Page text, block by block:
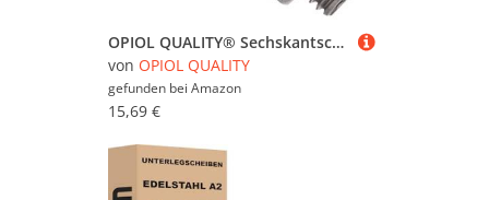
OPIOL QUALITY® Sechskantschrauben M4x40 mit Muttern und Unterlegscheiben M4 (10 Stück) aus Edelstahl A2 V2A Set DIN 933 / DIN 934 / DIN 125 Gewindeschrauben Muttern Edelstahlschraubenset Schrauben
von OPIOL QUALITY
gefunden bei Amazon
15,69 €